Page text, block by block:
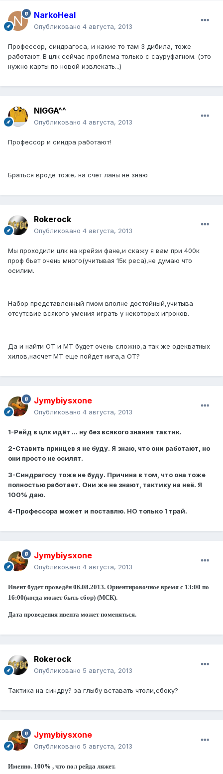
NarkoHeal
Опубликовано 4 августа, 2013
Профессор, синдрагоса, и какие то там 3 дибила, тоже
работают. В цлк сейчас проблема только с сауруфагном. (это
нужно карты по новой извлекать...)
NIGGA^^
Опубликовано 4 августа, 2013
Профессор и синдра работают!
Браться вроде тоже, на счет ланы не знаю
Rokerock
Опубликовано 4 августа, 2013
Мы проходили цлк на крейзи фане,и скажу я вам при 400к
проф бьет очень много(учитывая 15к реса),не думаю что
осилим.
Набор представленный гмом вполне достойный,учитыва
отсутсвие всякого умения играть у некоторых игроков.
Да и найти ОТ и МТ будет очень сложно,а так же одекватных
хилов,насчет МТ еще пойдет нига,а ОТ?
Jymybiysxone
Опубликовано 4 августа, 2013
1-Рейд в цлк идёт ... ну без всякого знания тактик.
2-Ставить принцев я не буду. Я знаю, что они работают, но
они просто не осилят.
3-Синдрагосу тоже не буду. Причина в том, что она тоже
полностью работает. Они же не знают, тактику на неё. Я
100% даю.
4-Профессора может и поставлю. НО только 1 трай.
Jymybiysxone
Опубликовано 4 августа, 2013
Ивент будет проведён 06.08.2013. Ориентировочное время с 13:00 по
16:00(когда может быть сбор) (МСК).
Дата проведения ивента может поменяться.
Rokerock
Опубликовано 5 августа, 2013
Тактика на синдру? за глыбу вставать чтоли,сбоку?
Jymybiysxone
Опубликовано 5 августа, 2013
Именно. 100% , что пол рейда ляжет.